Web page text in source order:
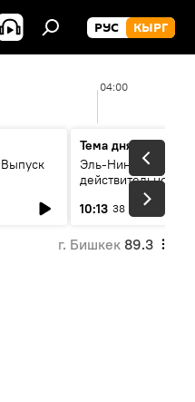
РУС КЫРГ
04:00
Тема дня
Эль-Ниньо, жара и
действительно
погоду в
10:13 38 мин
г. Бишкек 89.3